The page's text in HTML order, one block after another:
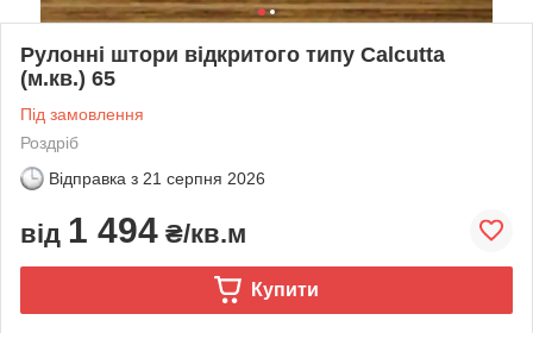
Рулонні штори відкритого типу Calcutta
(м.кв.) 65
Під замовлення
Роздріб
Відправка з 21 серпня 2026
від 1 494 ₴/кв.м
Купити